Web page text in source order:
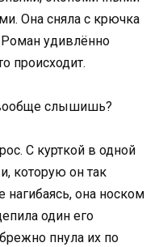
Она сняла с крючка
удивлённо
происходит.
слышишь?
С курткой в одной
которую он так
нагибаясь, она носком
один его
пнула их по